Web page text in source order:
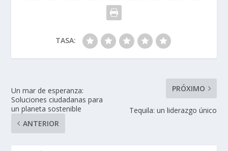
TASA:
Un mar de esperanza:
Soluciones ciudadanas para
un planeta sostenible
ANTERIOR
PRÓXIMO
Tequila: un liderazgo único